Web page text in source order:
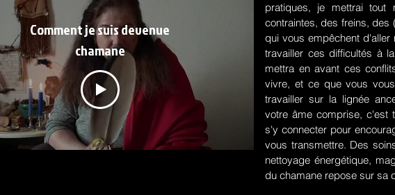
Comment je suis devenue
chamane
pratiques, je mettrai
contraintes, des freins, des
qui vous empêchent
travailler ces difficultés à
mettra en avant ces
vivre, et ce que vous
travailler sur la lignée
votre âme comprise, c'est
s'y connecter pour
vous transmettre. Des
nettoyage énergétique,
du chamane repose sur sa